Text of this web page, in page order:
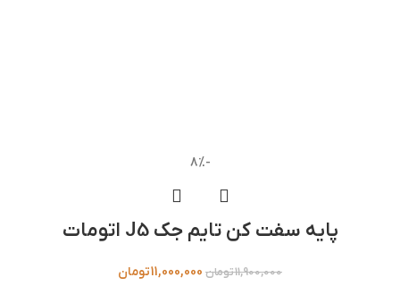
-8%
پایه سفت‌ کن تایم جک J5 اتومات
11,900,000تومان 11,000,000تومان